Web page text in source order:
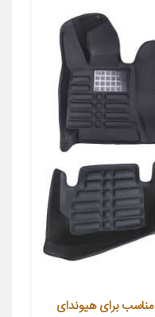
کفپوش پنج بعدی خودرو مدل AM مناسب برای هیوندای